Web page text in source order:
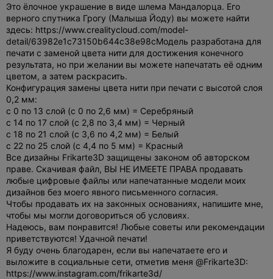
Это ёлочное украшение в виде шлема Мандалорца. Его
верного спутника Грогу (Малыша Йоду) вы можете найти
здесь: https://www.crealitycloud.com/model-
detail/63982e1c73150b644c38e98cМодель разработана для
печати с заменой цвета нити для достижения конечного
результата, но при желании вы можете напечатать её одним
цветом, а затем раскрасить.
Конфигурация замены цвета нити при печати с высотой слоя
0,2 мм:
с 0 по 13 слой (с 0 по 2,6 мм) = Серебряный
с 14 по 17 слой (с 2,8 по 3,4 мм) = Черный
с 18 по 21 слой (с 3,6 по 4,2 мм) = Белый
с 22 по 25 слой (с 4,4 по 5 мм) = Красный
Все дизайны Frikarte3D защищены законом об авторском
праве. Скачивая файл, ВЫ НЕ ИМЕЕТЕ ПРАВА продавать
любые цифровые файлы или напечатанные модели моих
дизайнов без моего явного письменного согласия.
Чтобы продавать их на законных основаниях, напишите мне,
чтобы мы могли договориться об условиях.
Надеюсь, вам понравится! Любые советы или рекомендации
приветствуются! Удачной печати!
Я буду очень благодарен, если вы напечатаете его и
выложите в социальные сети, отметив меня @Frikarte3D:
https://www.instagram.com/frikarte3d/